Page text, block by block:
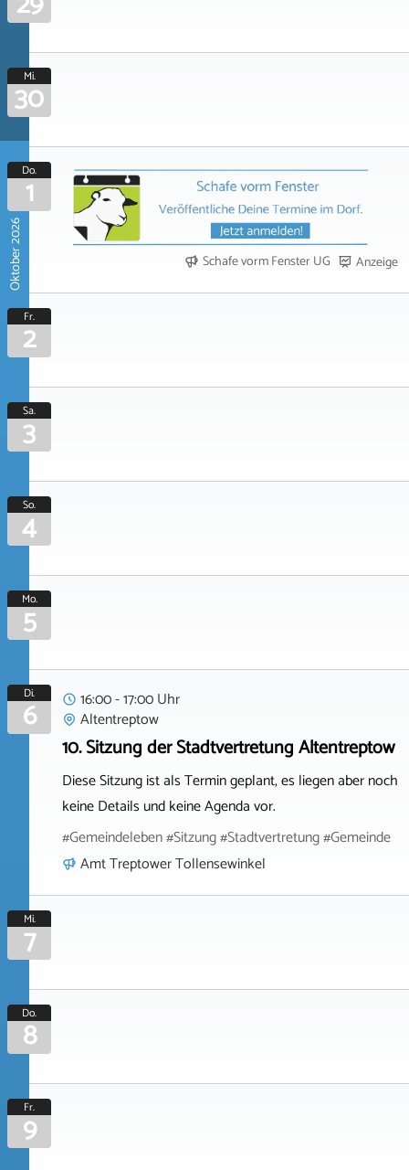
Mi.
30
Oktober 2026
Do.
1
Schafe vorm Fenster UG Anzeige
Fr.
2
Sa.
3
So.
4
Mo.
5
Di.
6
16:00 - 17:00 Uhr
Altentreptow
10. Sitzung der Stadtvertretung Altentreptow
Diese Sitzung ist als Termin geplant, es liegen aber noch
keine Details und keine Agenda vor.
#Gemeindeleben #Sitzung #Stadtvertretung #Gemeinde
Amt Treptower Tollensewinkel
Mi.
7
Do.
8
Fr.
9